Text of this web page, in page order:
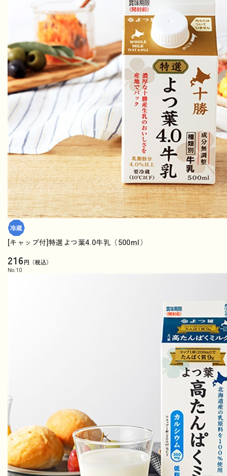
[キャップ付]特選よつ葉4.0牛乳（500ml）
216円（税込）
No. 10